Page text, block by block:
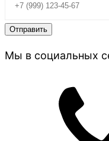
Мы в социальных